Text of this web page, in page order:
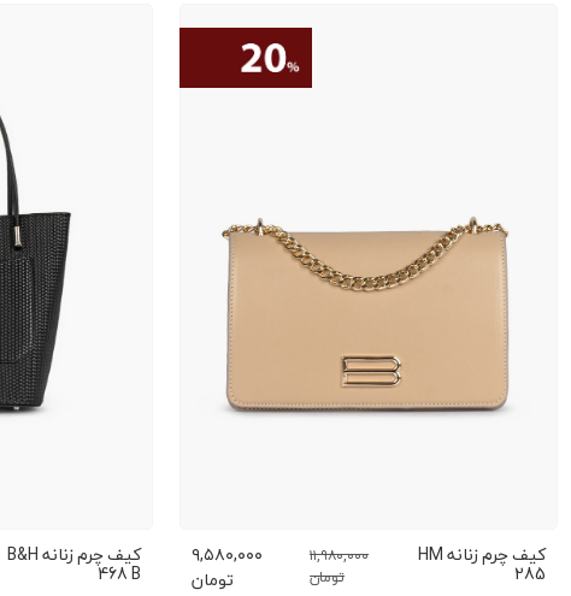
کیف چرم زنانه HM
285
۱۱,۹۸۰,۰۰۰
تومان
۹,۵۸۰,۰۰۰
تومان
کیف چرم زنانه B&H
468 B